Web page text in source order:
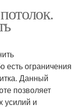
есть ограничения
Данный
позволяет
усилий и